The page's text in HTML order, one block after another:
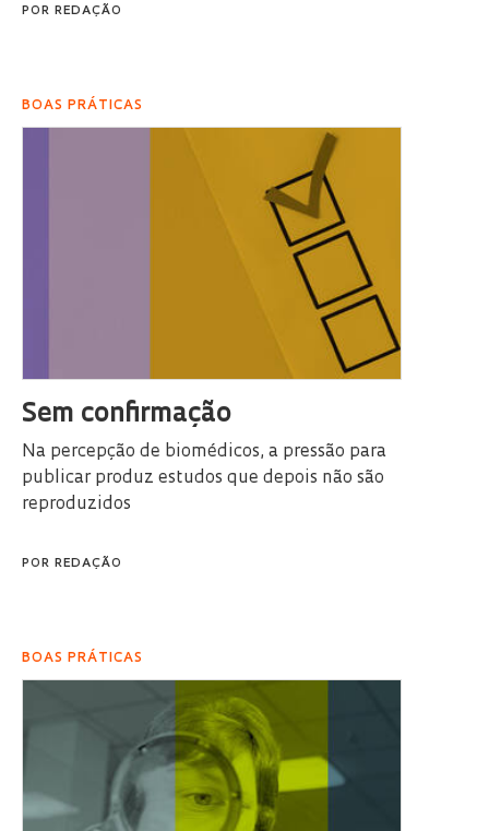
POR REDAÇÃO
BOAS PRÁTICAS
Sem confirmação
Na percepção de biomédicos, a pressão para
publicar produz estudos que depois não são
reproduzidos
POR REDAÇÃO
BOAS PRÁTICAS